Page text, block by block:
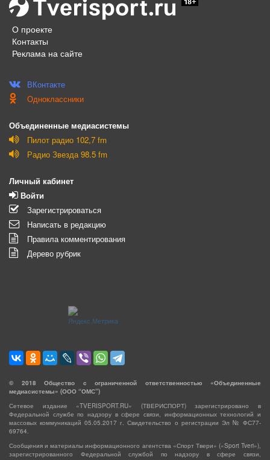
О проекте
Контакты
Реклама на сайте
ВКонтакте
Одноклассники
Объединенные медиасистемы
Пилот радио 102,7 fm
Радио Звезда 98.5 fm
Личный кабинет
Войти
Зарегистрироваться
Написать в редакцию
Правила комментирования
Дерево рубрик
© 2018 Общество с ограниченной ответственностью «Объединенные
медиасистемы» (ООО “ОМС”)
Сетевое издание «TVERISPORT.RU» (ТВЕРИСПОРТ) зарегистрировано в
Федеральной службе по надзору в сфере связи, информационных технологий и
массовых коммуникаций 05.05.2017 г. Свидетельство о регистрации Эл № ФС77-
69764.
Сообщения и материалы информационного агентства «Спорт Твери» («Sport Tveri»),
зарегистрированного Федеральной службой по надзору в сфере связи,